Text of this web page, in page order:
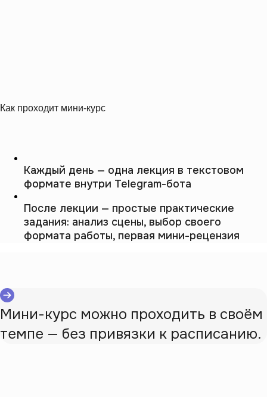
Как проходит мини-курс
Каждый день — одна лекция в текстовом
формате внутри Telegram-бота
После лекции — простые практические
задания: анализ сцены, выбор своего
формата работы, первая мини-рецензия
Мини-курс можно проходить в своём
темпе — без привязки к расписанию.